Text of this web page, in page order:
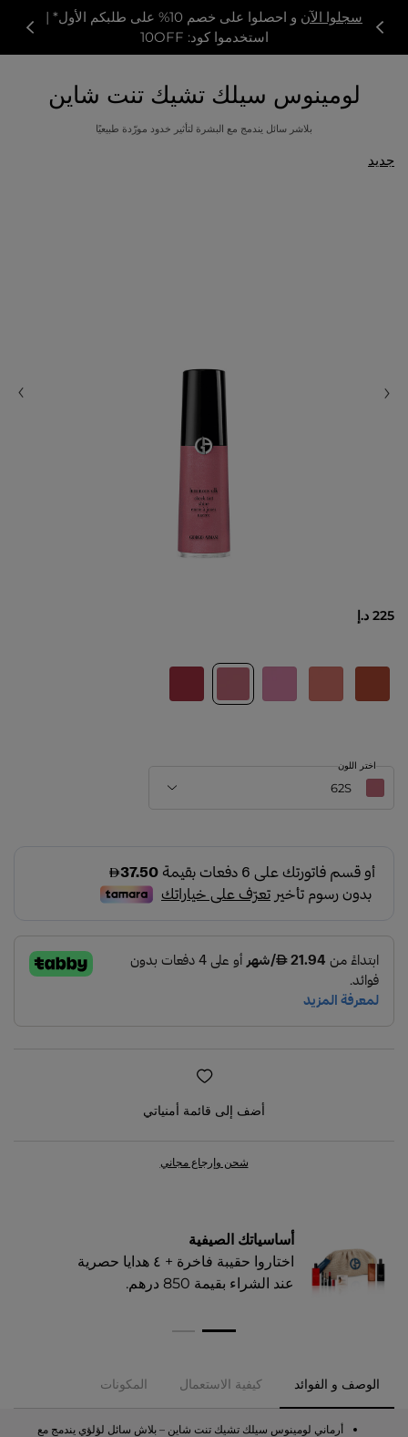
سجلوا الآن
و احصلوا على خصم 10% على طلبكم الأول* |
استخدموا كود: 10OFF
لومينوس سيلك تشيك تنت شاين
بلاشر سائل يندمج مع البشرة لتأثير خدود مورّدة طبيعيًا
جديد
225 د.إ
62S
اختر اللون
42S
53S
62S
43S
أضف إلى قائمة أمنياتي
شحن وإرجاع مجاني
أساسياتك الصيفية
اختاروا حقيبة فاخرة + ٤ هدايا حصرية
عند الشراء بقيمة 850 درهم.​
الوصف و الفوائد كيفية الاستعمال المكونات
أرماني لومينوس سيلك تشيك تنت شاين – بلاش سائل لؤلؤي يندمج مع